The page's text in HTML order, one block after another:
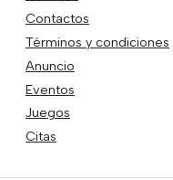
Contactos
Términos y condiciones
Anuncio
Eventos
Juegos
Citas